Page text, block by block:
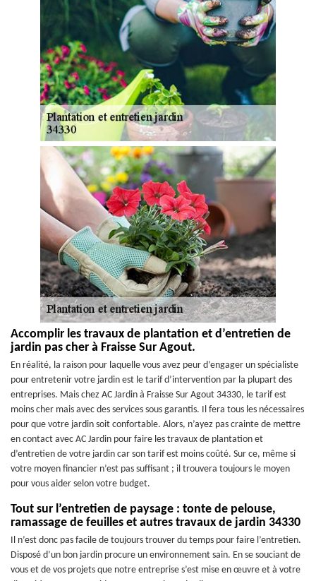
Accomplir les travaux de plantation et d’entretien de
jardin pas cher à Fraisse Sur Agout.
En réalité, la raison pour laquelle vous avez peur d’engager un spécialiste
pour entretenir votre jardin est le tarif d’intervention par la plupart des
entreprises. Mais chez AC Jardin à Fraisse Sur Agout 34330, le tarif est
moins cher mais avec des services sous garantis. Il fera tous les nécessaires
pour que votre jardin soit confortable. Alors, n’ayez pas crainte de mettre
en contact avec AC Jardin pour faire les travaux de plantation et
d’entretien de votre jardin car son tarif est moins coûté. Sur ce, même si
votre moyen financier n’est pas suffisant ; il trouvera toujours le moyen
pour vous aider selon votre budget.
Tout sur l’entretien de paysage : tonte de pelouse,
ramassage de feuilles et autres travaux de jardin 34330
Il n’est donc pas facile de toujours trouver du temps pour faire l’entretien.
Disposé d’un bon jardin procure un environnement sain. En se souciant de
vous et de vos projets que notre entreprise s’est mise en œuvre et à votre